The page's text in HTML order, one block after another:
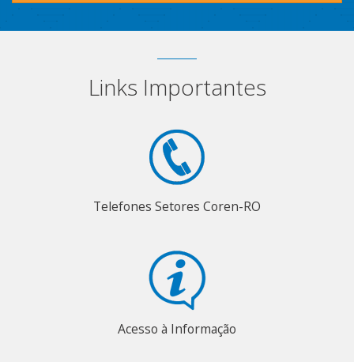
Links Importantes
Telefones Setores Coren-RO
Acesso à Informação